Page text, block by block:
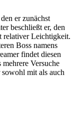
er zunächst
beschließt er, den
relativer Leichtigkeit.
Boss namens
findet diesen
Versuche
mit als auch